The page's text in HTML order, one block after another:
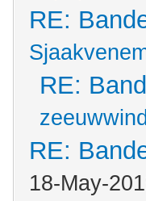
RE:
RE:
RE:
18-May-